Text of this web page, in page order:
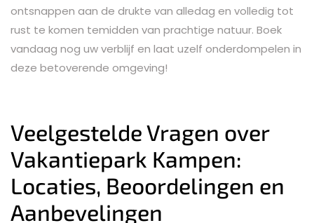
ontsnappen aan de drukte van alledag en volledig tot
rust te komen temidden van prachtige natuur. Boek
vandaag nog uw verblijf en laat uzelf onderdompelen in
deze betoverende omgeving!
Veelgestelde Vragen over
Vakantiepark Kampen:
Locaties, Beoordelingen en
Aanbevelingen